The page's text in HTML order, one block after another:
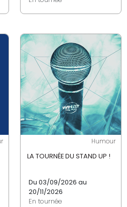
Humour
LA TOURNÉE DU STAND UP !
Du 03/09/2026 au
20/11/2026
En tournée